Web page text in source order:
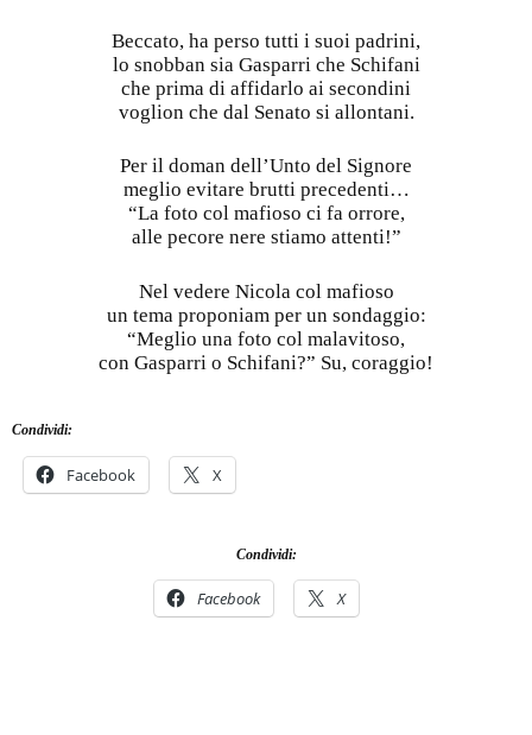
Beccato, ha perso tutti i suoi padrini,
lo snobban sia Gasparri che Schifani
che prima di affidarlo ai secondini
voglion che dal Senato si allontani.
Per il doman dell’Unto del Signore
meglio evitare brutti precedenti…
“La foto col mafioso ci fa orrore,
alle pecore nere stiamo attenti!”
Nel vedere Nicola col mafioso
un tema proponiam per un sondaggio:
“Meglio una foto col malavitoso,
con Gasparri o Schifani?” Su, coraggio!
Condividi:
Facebook X
Condividi:
Facebook X